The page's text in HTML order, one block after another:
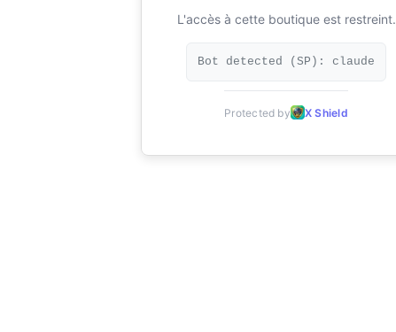
L'accès à cette boutique est restreint.
Bot detected (SP): claude
Protected by X Shield